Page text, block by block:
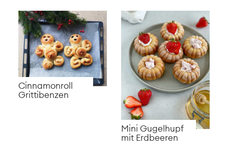
Cinnamonroll
Grittibenzen
Mini Gugelhupf
mit Erdbeeren